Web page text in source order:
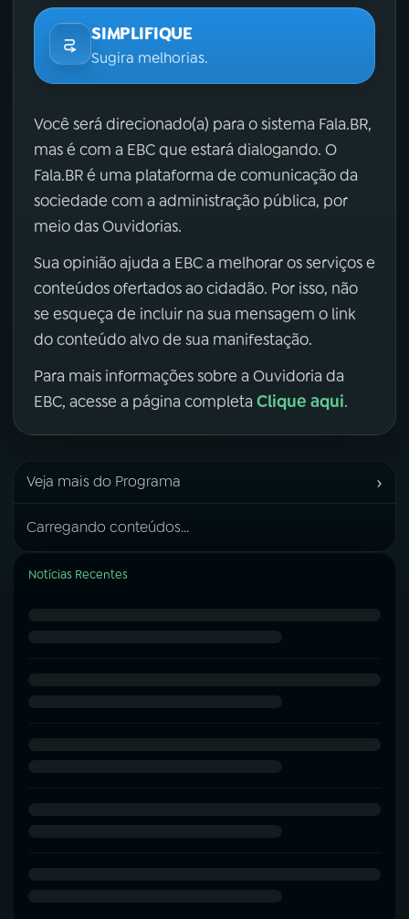
SIMPLIFIQUE
Sugira melhorias.
Você será direcionado(a) para o sistema Fala.BR,
mas é com a EBC que estará dialogando. O
Fala.BR é uma plataforma de comunicação da
sociedade com a administração pública, por
meio das Ouvidorias.
Sua opinião ajuda a EBC a melhorar os serviços e
conteúdos ofertados ao cidadão. Por isso, não
se esqueça de incluir na sua mensagem o link
do conteúdo alvo de sua manifestação.
Para mais informações sobre a Ouvidoria da
EBC, acesse a página completa Clique aqui.
Veja mais do Programa ›
Carregando conteúdos...
Notícias Recentes